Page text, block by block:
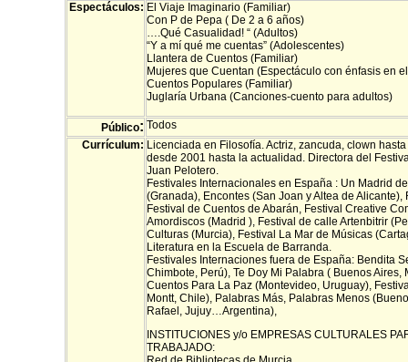
Espectáculos: El Viaje Imaginario (Familiar)
Con P de Pepa ( De 2 a 6 años)
….Qué Casualidad! “ (Adultos)
“Y a mí qué me cuentas” (Adolescentes)
Llantera de Cuentos (Familiar)
Mujeres que Cuentan (Espectáculo con énfasis en
Cuentos Populares (Familiar)
Juglaría Urbana (Canciones-cuento para adultos)
Público: Todos
Currículum: Licenciada en Filosofía. Actriz, zancuda, clown
desde 2001 hasta la actualidad. Directora del
Juan Pelotero.
Festivales Internacionales en España : Un Madrid
(Granada), Encontes (San Joan y Altea de
Festival de Cuentos de Abarán, Festival Creative
Amordiscos (Madrid ), Festival de calle Artenbitrir
Culturas (Murcia), Festival La Mar de Músicas
Literatura en la Escuela de Barranda.
Festivales Internaciones fuera de España: Bendita
Chimbote, Perú), Te Doy Mi Palabra ( Buenos Aires,
Cuentos Para La Paz (Montevideo, Uruguay),
Montt, Chile), Palabras Más, Palabras Menos
Rafael, Jujuy…Argentina),
INSTITUCIONES y/o EMPRESAS CULTURALES
TRABAJADO: